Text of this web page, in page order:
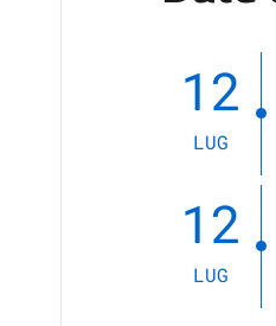
12
LUG
12
LUG